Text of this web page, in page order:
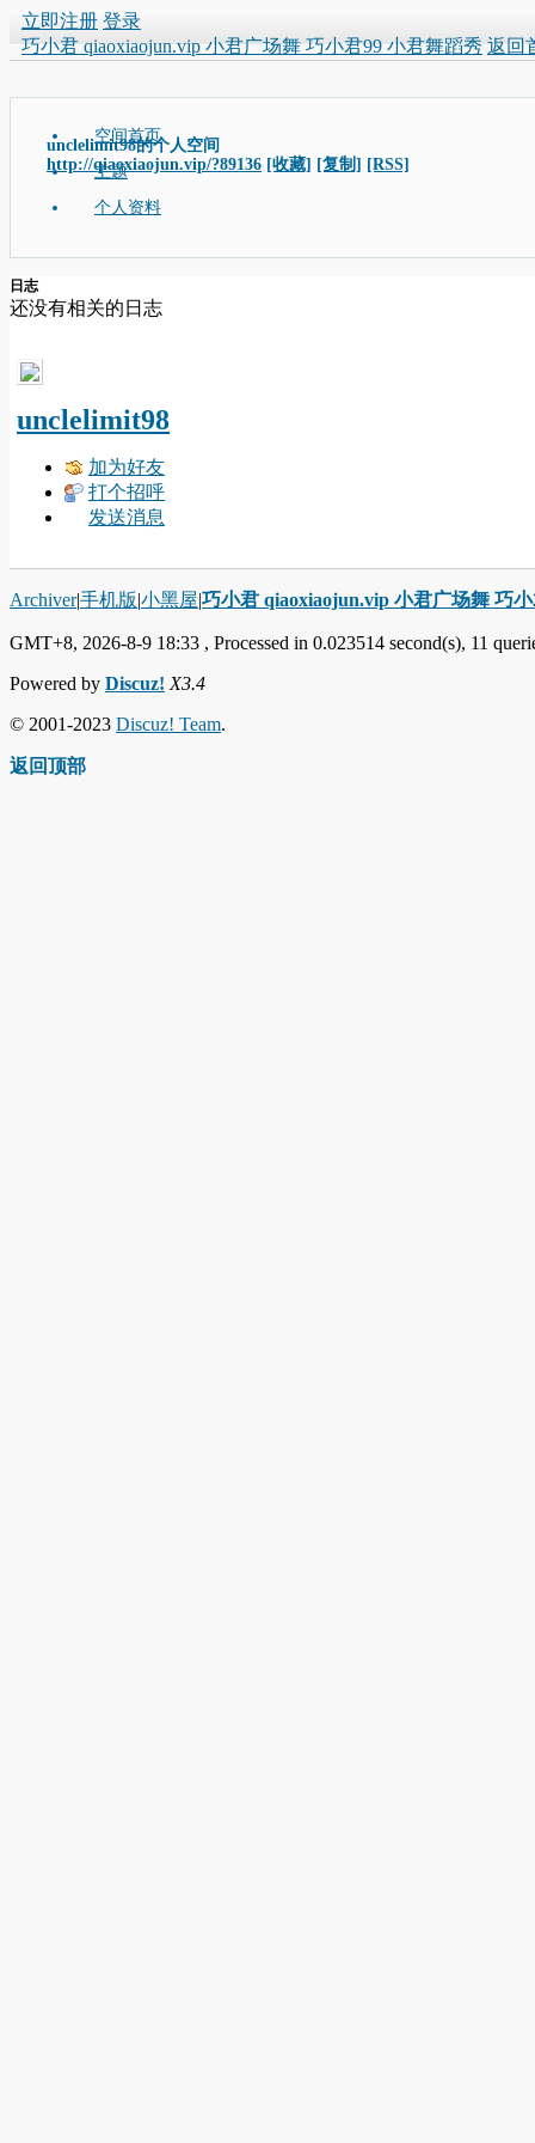
立即注册 登录
巧小君 qiaoxiaojun.vip 小君广场舞 巧小君99 小君舞蹈秀 返回
unclelimit98的个人空间
http://qiaoxiaojun.vip/?89136 [收藏] [复制] [RSS]
空间首页
主题
个人资料
日志
还没有相关的日志
unclelimit98
加为好友
打个招呼
发送消息
Archiver|手机版|小黑屋|巧小君 qiaoxiaojun.vip 小君广场舞 巧
GMT+8, 2026-8-9 18:33 , Processed in 0.023514 second(s), 11
Powered by Discuz! X3.4
© 2001-2023 Discuz! Team.
返回顶部